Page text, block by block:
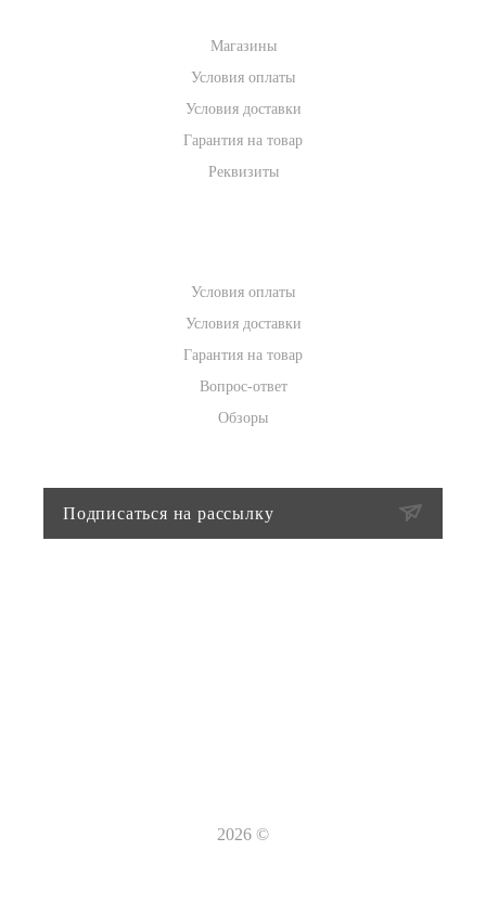
Магазины
Условия оплаты
Условия доставки
Гарантия на товар
Реквизиты
Условия оплаты
Условия доставки
Гарантия на товар
Вопрос-ответ
Обзоры
Подписаться на рассылку
2026 ©